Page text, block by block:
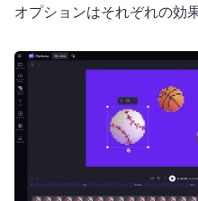
オプションはそれぞれの効